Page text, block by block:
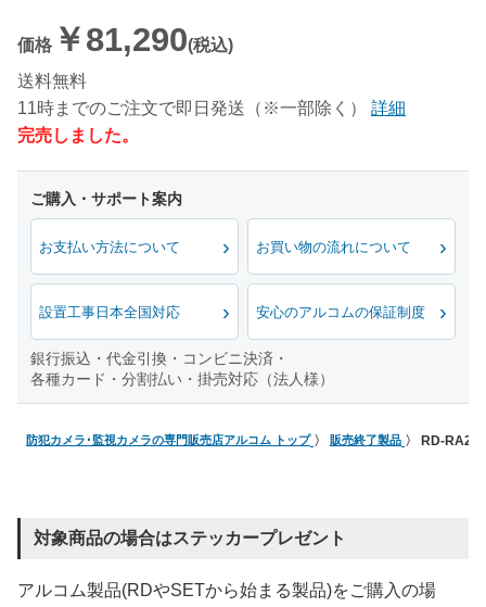
価格 ￥81,290(税込)
送料無料
11時までのご注文で即日発送（※一部除く）
詳細
完売しました。
お支払い方法について お買い物の流れについて
設置工事日本全国対応 安心のアルコムの保証制度
銀行振込・代金引換・コンビニ決済・
各種カード・分割払い・掛売対応（法人様）
防犯カメラ･監視カメラの専門販売店アルコム トップ 販売終了製品 RD-
対象商品の場合はステッカープレゼント
アルコム製品(RDやSETから始まる製品)をご購入の場